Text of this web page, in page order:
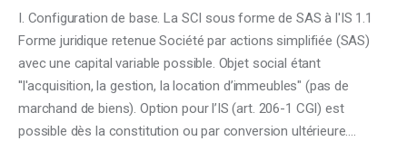
I. Configuration de base. La SCI sous forme de SAS à l'IS 1.1
Forme juridique retenue Société par actions simplifiée (SAS)
avec une capital variable possible. Objet social étant
''l'acquisition, la gestion, la location d’immeubles" (pas de
marchand de biens). Option pour l’IS (art. 206-1 CGI) est
possible dès la constitution ou par conversion ultérieure.…